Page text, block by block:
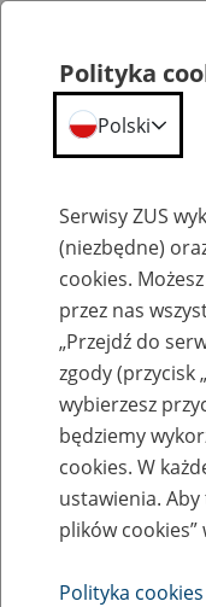
Osoby sprawujące osobistą
Osobista
kiedy ZUS
27
Polityka
Polski
Serwisy ZUS
(niezbędne)
cookies.
przez nas
„Przejdź do
zgody (przycisk
wybierzesz
będziemy
cookies. W
ustawienia.
plików cookies”
Polityka